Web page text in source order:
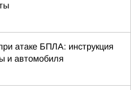
атаке БПЛА: инструкция
и автомобиля